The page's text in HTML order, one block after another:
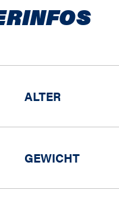
ALTER
GEWICHT